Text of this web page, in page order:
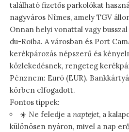
található fizetős parkolókat
nagyváros Nîmes, amely TGV
Onnan helyi vonattal vagy
du-Roiba. A városban és Port
kerékpározás népszerű és
közlekedésnek, rengeteg
Pénznem: Euró (EUR).
körben elfogadott.
Fontos tippek:
☀️ Ne feledje a naptejet, a
különösen nyáron, mivel a nap